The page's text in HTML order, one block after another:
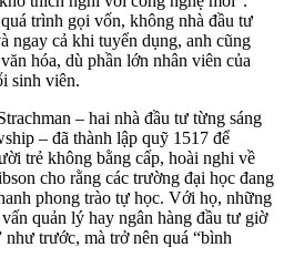
trình gọi vốn, không nhà đầu tư
ngay cả khi tuyển dụng, anh cũng
hóa, dù phần lớn nhân viên của
sinh viên.
– hai nhà đầu tư từng sáng
– đã thành lập quỹ 1517 để
trẻ không bằng cấp, hoài nghi về
cho rằng các trường đại học đang
phong trào tự học. Với họ, những
quản lý hay ngân hàng đầu tư giờ
trước, mà trở nên quá “bình